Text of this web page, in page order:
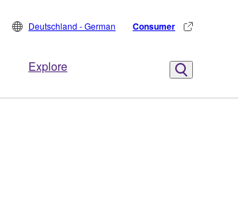
Explore
Deutschland - German Consumer